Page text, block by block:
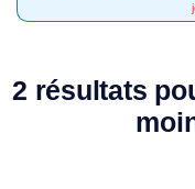
2 résultats